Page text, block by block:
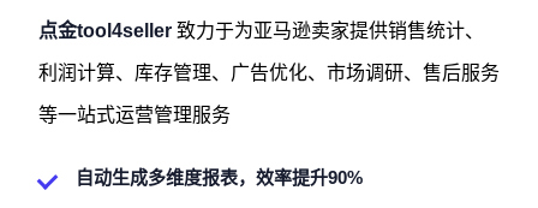
点金tool4seller 致力于为亚马逊卖家提供销售统计、
利润计算、库存管理、广告优化、市场调研、售后服务
等一站式运营管理服务
自动生成多维度报表，效率提升90%